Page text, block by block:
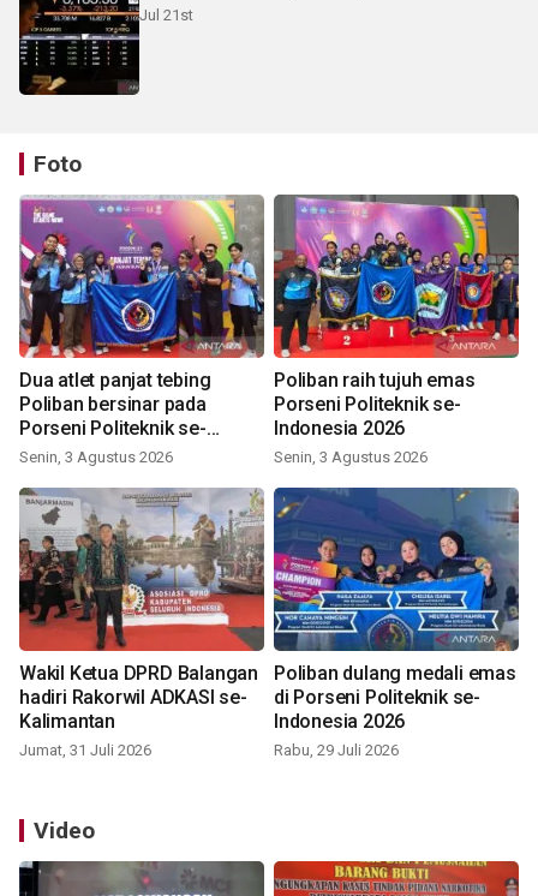
Jul 21st
Foto
Dua atlet panjat tebing
Poliban bersinar pada
Porseni Politeknik se-
Indonesia 2026
Senin, 3 Agustus 2026
Poliban raih tujuh emas
Porseni Politeknik se-
Indonesia 2026
Senin, 3 Agustus 2026
Wakil Ketua DPRD Balangan
hadiri Rakorwil ADKASI se-
Kalimantan
Jumat, 31 Juli 2026
Poliban dulang medali emas
di Porseni Politeknik se-
Indonesia 2026
Rabu, 29 Juli 2026
Video